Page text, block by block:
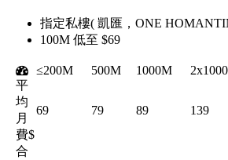
指定私樓( 凱匯，ONE
100M 低至 $69
≤200M 500M 1000M
平
均
月
費$
69 79 89 139
合